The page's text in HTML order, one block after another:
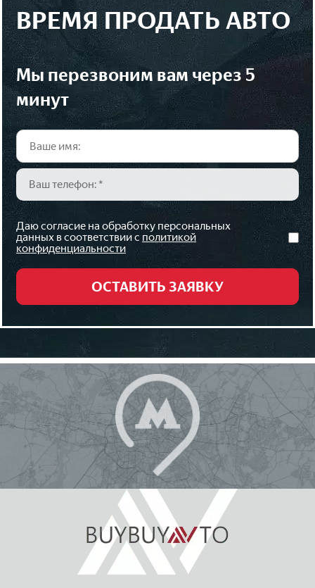
ВРЕМЯ ПРОДАТЬ АВТО
мы перезвоним вам через 5
минут
Даю согласие на обработку персональных
данных в соответствии с политикой
конфиденциальности